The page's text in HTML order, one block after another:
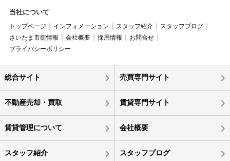
当社について
トップページ インフォメーション スタッフ紹介
スタッフブログ
さいたま市街情報
会社概要 採用情報
お問合せ
プライバシーポリシー
総合サイト 売買専門サイト
不動産売却・買取 賃貸専門サイト
賃貸管理について 会社概要
スタッフ紹介 スタッフブログ